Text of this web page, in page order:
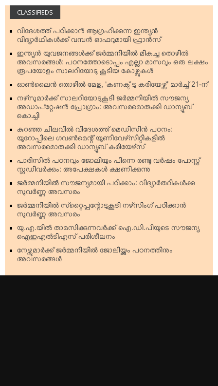
CLASSIFIEDS
വിദേശത്ത് പഠിക്കാന്‍ ആഗ്രഹിക്കുന്ന ഇന്ത്യന്‍
വിദ്യാര്‍ഥികള്‍ക്ക് വമ്പന്‍ ഓഫറുമായി ഫ്രാന്‍സ്
ഇന്ത്യന്‍ യുവജനങ്ങള്‍ക്ക് ജര്‍മ്മനിയില്‍ മികച്ച തൊഴില്‍
അവസരങ്ങള്‍: പഠനത്തോടൊപ്പം എല്ലാ മാസവും ഒരു ലക്ഷം
രൂപയോളം സാലറിയോടു കൂടിയ കോഴ്സുകള്‍
ഓണ്‍ലൈന്‍ തൊഴില്‍ മേള, ‘കണക്ട് ടു കരിയേഴ്സ്’ മാര്‍ച്ച് 21-ന്
നഴ്‌സുമാര്‍ക്ക് സാലറിയോടുകൂടി ജര്‍മ്മനിയില്‍ സൗജന്യ
അഡാപ്റ്റേഷന്‍ പ്രോഗ്രാം: അവസരമൊരുക്കി ഡാന്യൂബ്
കൊച്ചി
കുറഞ്ഞ ചിലവില്‍ വിദേശത്ത് മെഡിസിന്‍ പഠനം:
യൂറോപ്പിലെ ഗവണ്‍മെന്റ് യൂണിവേഴ്‌സിറ്റികളില്‍
അവസരമൊരുക്കി ഡാന്യൂബ് കരിയേഴ്‌സ്
പാരിസില്‍ പഠനവും ജോലിയും പിന്നെ രണ്ടു വര്‍ഷം പോസ്റ്റ്
സ്റ്റഡിവര്‍ക്കും: അപേക്ഷകള്‍ ക്ഷണിക്കുന്നു
ജര്‍മ്മനിയില്‍ സൗജന്യമായി പഠിക്കാം: വിദ്യാര്‍ത്ഥികള്‍ക്കു
സുവര്‍ണ്ണ അവസരം
ജര്‍മ്മനിയില്‍ സ്‌റ്റൈപ്പന്റോടുകൂടി നഴ്‌സിംഗ് പഠിക്കാന്‍
സുവര്‍ണ്ണ അവസരം
യു.എ.യില്‍ താമസിക്കുന്നവര്‍ക്ക് ഐ.ഡി.പിയുടെ സൗജന്യ
ഐഇഎല്‍ടിഎസ് പരിശീലനം
നേഴ്സുമാര്‍ക്ക് ജര്‍മ്മനിയില്‍ ജോലിയ്ക്കും പഠനത്തിനും
അവസരങ്ങള്‍